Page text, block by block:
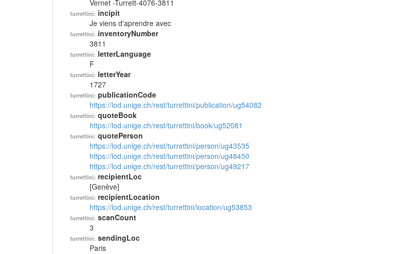
Vernet -Turrett-4076-3811
turrettini: incipit
Je viens d'aprendre avec
turrettini: inventoryNumber
3811
turrettini: letterLanguage
F
turrettini: letterYear
1727
turrettini: publicationCode
https://lod.unige.ch/rest/turrettini/publication/ug54082
turrettini: quoteBook
https://lod.unige.ch/rest/turrettini/book/ug52081
turrettini: quotePerson
https://lod.unige.ch/rest/turrettini/person/ug43535
https://lod.unige.ch/rest/turrettini/person/ug48450
https://lod.unige.ch/rest/turrettini/person/ug49217
turrettini: recipientLoc
[Genève]
turrettini: recipientLocation
https://lod.unige.ch/rest/turrettini/location/ug53853
turrettini: scanCount
3
turrettini: sendingLoc
Paris